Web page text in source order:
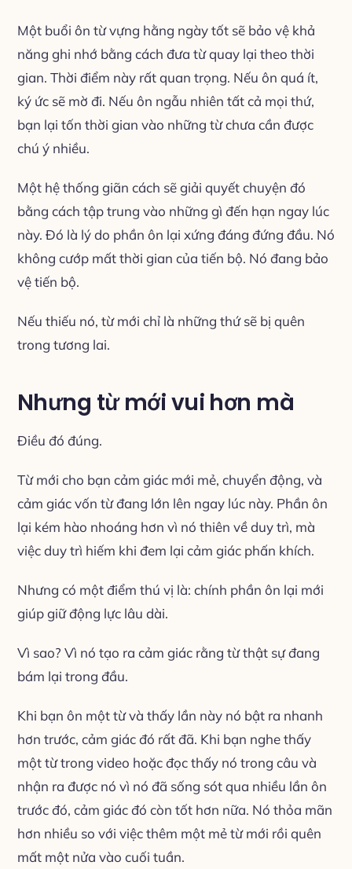
Một buổi ôn từ vựng hằng ngày tốt sẽ bảo vệ khả
năng ghi nhớ bằng cách đưa từ quay lại theo thời
gian. Thời điểm này rất quan trọng. Nếu ôn quá ít,
ký ức sẽ mờ đi. Nếu ôn ngẫu nhiên tất cả mọi thứ,
bạn lại tốn thời gian vào những từ chưa cần được
chú ý nhiều.
Một hệ thống giãn cách sẽ giải quyết chuyện đó
bằng cách tập trung vào những gì đến hạn ngay lúc
này. Đó là lý do phần ôn lại xứng đáng đứng đầu. Nó
không cướp mất thời gian của tiến bộ. Nó đang bảo
vệ tiến bộ.
Nếu thiếu nó, từ mới chỉ là những thứ sẽ bị quên
trong tương lai.
Nhưng từ mới vui hơn mà
Điều đó đúng.
Từ mới cho bạn cảm giác mới mẻ, chuyển động, và
cảm giác vốn từ đang lớn lên ngay lúc này. Phần ôn
lại kém hào nhoáng hơn vì nó thiên về duy trì, mà
việc duy trì hiếm khi đem lại cảm giác phấn khích.
Nhưng có một điểm thú vị là: chính phần ôn lại mới
giúp giữ động lực lâu dài.
Vì sao? Vì nó tạo ra cảm giác rằng từ thật sự đang
bám lại trong đầu.
Khi bạn ôn một từ và thấy lần này nó bật ra nhanh
hơn trước, cảm giác đó rất đã. Khi bạn nghe thấy
một từ trong video hoặc đọc thấy nó trong câu và
nhận ra được nó vì nó đã sống sót qua nhiều lần ôn
trước đó, cảm giác đó còn tốt hơn nữa. Nó thỏa mãn
hơn nhiều so với việc thêm một mẻ từ mới rồi quên
mất một nửa vào cuối tuần.